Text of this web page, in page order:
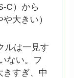
C）から
大きい）
ルは一見す
ない。フ
きすぎ、中